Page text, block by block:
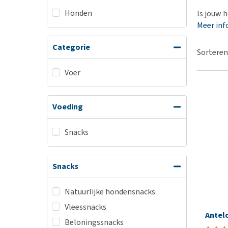
Biologisch
Vegan hondenvoer
Snacks
Bekijk alles
Puppy apotheek
Vuurwerkangst
Bekijk alles
Honden
Categorie
Voer
Voeding
Snacks
Snacks
Natuurlijke hondensnacks
Vleessnacks
Beloningssnacks
Is jouw
Meer